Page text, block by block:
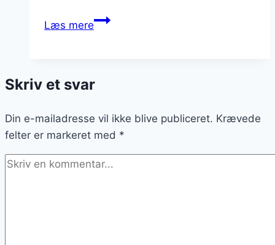
Læs mereChokoladepandekager
bær
Skriv et svar
Din e-mailadresse vil ikke blive publiceret. Krævede
felter er markeret med *